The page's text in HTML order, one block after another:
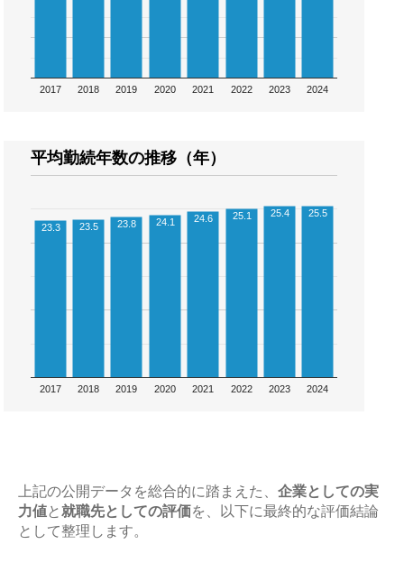
2017 2018 2019 2020 2021 2022 2023 2024
平均勤続年数の推移（年）
2017 2018 2019 2020 2021 2022 2023 2024
23.3 23.5 23.8 24.1 24.6 25.1 25.4 25.5
上記の公開データを総合的に踏まえた、 企業としての実
力値と就職先としての評価を、以下に最終的な評価結論
として整理します。